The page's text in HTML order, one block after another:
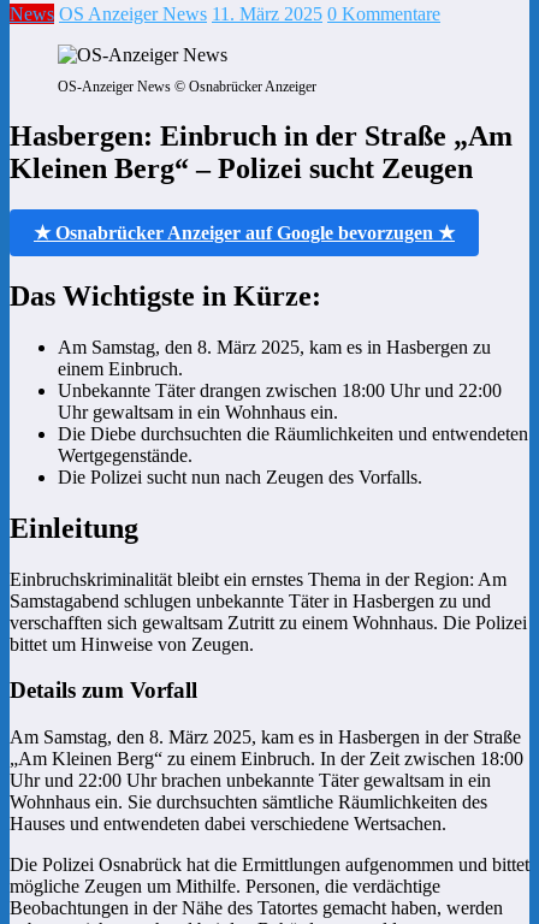
News OS Anzeiger News 11. März 2025 0 Kommentare
OS-Anzeiger News © Osnabrücker Anzeiger
Hasbergen: Einbruch in der Straße „Am
Kleinen Berg“ – Polizei sucht Zeugen
★ Osnabrücker Anzeiger auf Google bevorzugen ★
Das Wichtigste in Kürze:
Am Samstag, den 8. März 2025, kam es in Hasbergen zu
einem Einbruch.
Unbekannte Täter drangen zwischen 18:00 Uhr und 22:00
Uhr gewaltsam in ein Wohnhaus ein.
Die Diebe durchsuchten die Räumlichkeiten und entwendeten
Wertgegenstände.
Die Polizei sucht nun nach Zeugen des Vorfalls.
Einleitung
Einbruchskriminalität bleibt ein ernstes Thema in der Region: Am
Samstagabend schlugen unbekannte Täter in Hasbergen zu und
verschafften sich gewaltsam Zutritt zu einem Wohnhaus. Die Polizei
bittet um Hinweise von Zeugen.
Details zum Vorfall
Am Samstag, den 8. März 2025, kam es in Hasbergen in der Straße
„Am Kleinen Berg“ zu einem Einbruch. In der Zeit zwischen 18:00
Uhr und 22:00 Uhr brachen unbekannte Täter gewaltsam in ein
Wohnhaus ein. Sie durchsuchten sämtliche Räumlichkeiten des
Hauses und entwendeten dabei verschiedene Wertsachen.
Die Polizei Osnabrück hat die Ermittlungen aufgenommen und bittet
mögliche Zeugen um Mithilfe. Personen, die verdächtige
Beobachtungen in der Nähe des Tatortes gemacht haben, werden